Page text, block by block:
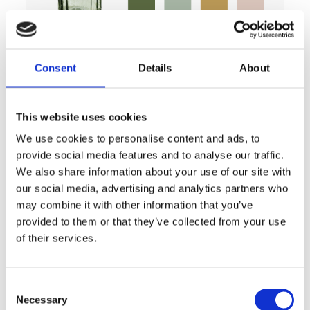
Consent Details About
This website uses cookies
We use cookies to personalise content and ads, to
provide social media features and to analyse our traffic.
We also share information about your use of our site with
our social media, advertising and analytics partners who
may combine it with other information that you’ve
provided to them or that they’ve collected from your use
of their services.
Selection
Necessary
Tischdecken und Läufer, verziert mit weichen
Rüschen, gewachste oder Vinyl-Tischsets,
sowie Topflappen und Geschirrtücher mit
zarten Mustern machen jede Mahlzeit zu
einem raffinierten Erlebnis. Vinyl-